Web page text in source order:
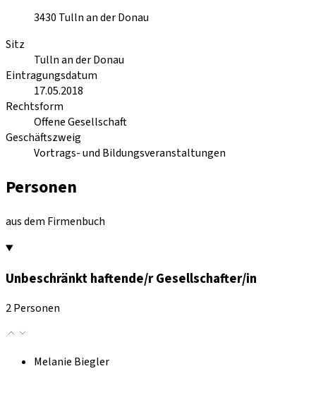
3430 Tulln an der Donau
Sitz
Tulln an der Donau
Eintragungsdatum
17.05.2018
Rechtsform
Offene Gesellschaft
Geschäftszweig
Vortrags- und Bildungsveranstaltungen
Personen
aus dem Firmenbuch
Unbeschränkt haftende/r Gesellschafter/in
2 Personen
Melanie Biegler